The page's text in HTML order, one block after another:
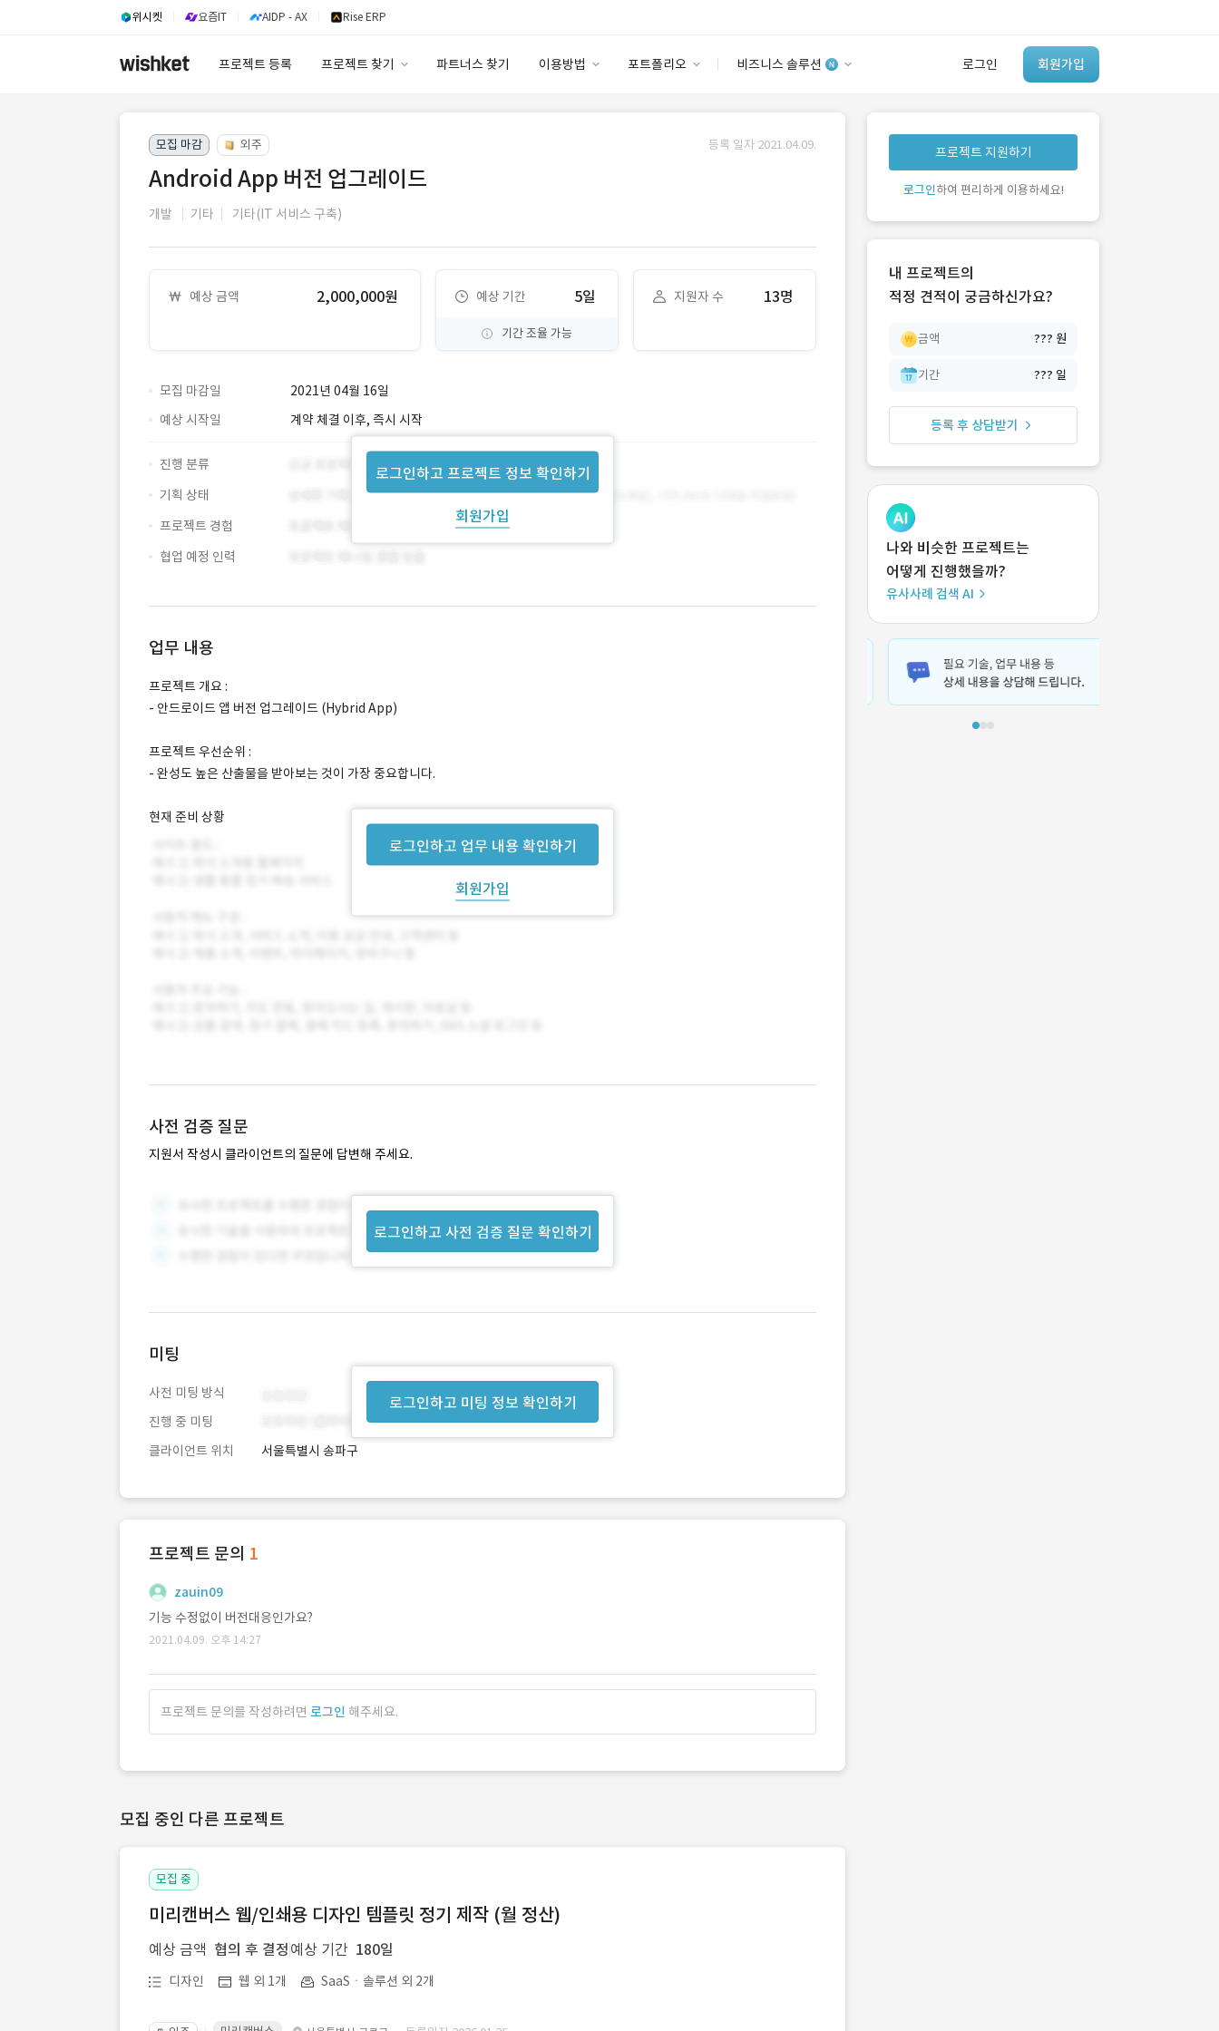
위시켓 요즘IT AIDP - AX Rise ERP
프로젝트 등록 프로젝트 찾기 파트너스 찾기 이용방법 포트폴리오 비즈니스 솔루션 로그인 회원가입
안심 코드 케어
유사사례 검색 AI
‘이런 거’ 만들어본
개발 회사 있어?
모집 마감 외주 등록 일자 2021.04.09.
Android App 버전 업그레이드
개발 기타 기타(IT 서비스 구축)
예상 금액 2,000,000원 예상 기간 5일
기간 조율 가능
지원자 수 13명
모집 마감일 2021년 04월 16일
로그인하고 프로젝트 정보 확인하기
회원가입
예상 시작일 계약 체결 이후, 즉시 시작
진행 분류
기획 상태
프로젝트 경험
협업 예정 인력
업무 내용
로그인하고 업무 내용 확인하기
회원가입
프로젝트 개요 :
- 안드로이드 앱 버전 업그레이드 (Hybrid App)
프로젝트 우선순위 :
- 완성도 높은 산출물을 받아보는 것이 가장 중요합니다.
현재 준비 상황
사전 검증 질문
지원서 작성시 클라이언트의 질문에 답변해 주세요.
로그인하고 사전 검증 질문 확인하기
로그인하고 미팅 정보 확인하기
미팅
사전 미팅 방식
진행 중 미팅
클라이언트 위치
서울특별시 송파구
프로젝트 문의 1
zauin09
기능 수정없이 버전대응인가요?
2021.04.09. 오후 14:27
프로젝트 문의를 작성하려면 로그인 해주세요.
모집 중인 다른 프로젝트
모집 중
미리캔버스 웹/인쇄용 디자인 템플릿 정기 제작 (월 정산)
예상 금액 협의 후 결정 예상 기간 180일
디자인 웹 외 1개 SaaSㆍ솔루션 외 2개
프로젝트 지원하기
로그인하여 편리하게 이용하세요!
내 프로젝트의
적정 견적이 궁금하신가요?
금액 ??? 원
기간 ??? 일
등록 후 상담받기
나와 비슷한 프로젝트는
어떻게 진행했을까?
유사사례 검색 AI